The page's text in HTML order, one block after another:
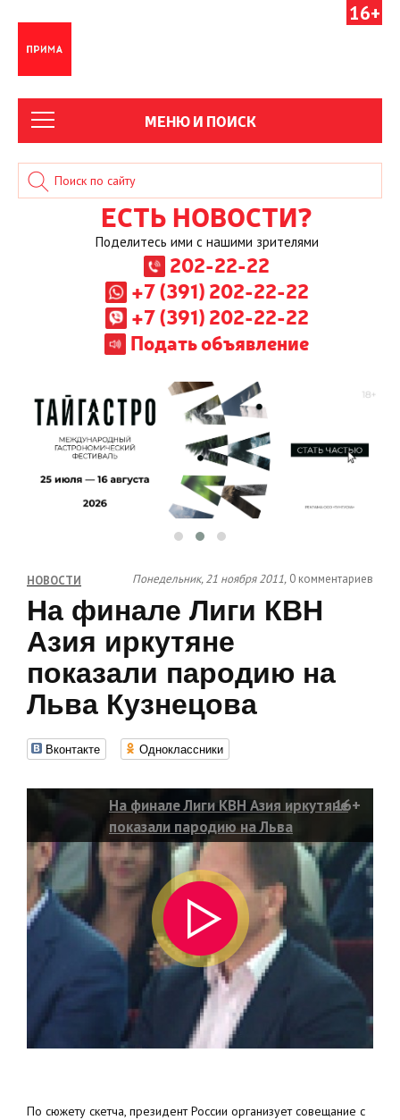
16+
МЕНЮ И ПОИСК
ЕСТЬ НОВОСТИ?
Поделитесь ими с нашими зрителями
202-22-22
+7 (391) 202-22-22
+7 (391) 202-22-22
Подать объявление
НОВОСТИ Понедельник, 21 ноября 2011, 0 комментариев
На финале Лиги КВН
Азия иркутяне
показали пародию на
Льва Кузнецова
Вконтакте Одноклассники
На финале Лиги КВН Азия иркутяне
показали пародию на Льва
Кузнецова
16+
По сюжету скетча, президент России организует совещание с